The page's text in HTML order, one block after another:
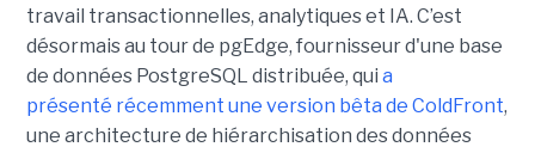
travail transactionnelles, analytiques et IA. C’est
désormais au tour de pgEdge, fournisseur d'une base
de données PostgreSQL distribuée, qui a
présenté récemment une version bêta de ColdFront,
une architecture de hiérarchisation des données